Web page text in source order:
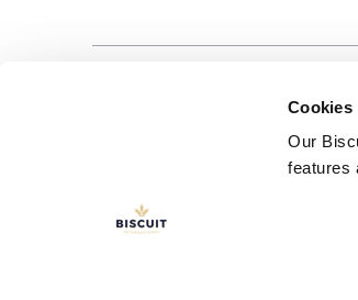
Cookies
Our
features